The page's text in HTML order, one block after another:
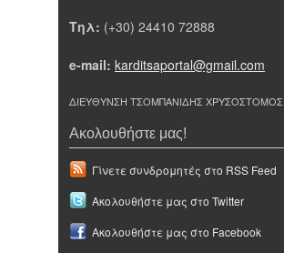
Τηλ: (+30) 24410 72888
e-mail: karditsaportal@gmail.com
ΔΙΕΥΘΥΝΣΗ ΤΣΟΜΠΑΝΙΔΗΣ ΧΡΥΣΟΣΤΟΜΟΣ
Ακολουθήστε μας!
Γίνετε συνδρομητές στο RSS Feed
Ακολουθήστε μας στο Twitter
Ακολουθήστε μας στο Facebook